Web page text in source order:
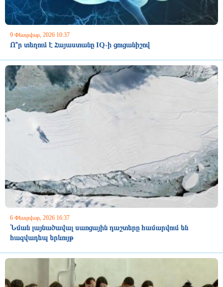
9 Փետրվար, 2026 10:37
Ո՞ր տեղում է Հայաստանը IQ-ի ցուցանիշով
6 Փետրվար, 2026 16:37
Նման լայնածավալ սառցային դաշտերը համարվում են
հազվադեպ երևույթ